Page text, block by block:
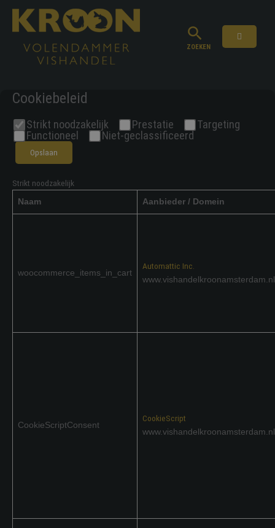
ZOEKEN
Cookiebeleid
Strikt noodzakelijk Prestatie
Targeting
Functioneel
Niet-geclassificeerd
Opslaan
Strikt noodzakelijk
Naam Aanbieder / Domein
woocommerce_items_in_cart
Automattic Inc.
www.vishandelkroonamsterdam.nl
CookieScriptConsent
CookieScript
www.vishandelkroonamsterdam.nl